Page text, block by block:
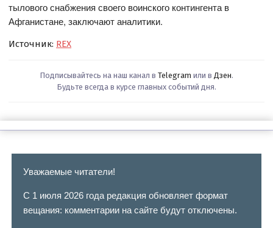
тылового снабжения своего воинского контингента в
Афганистане, заключают аналитики.
Источник: REX
Подписывайтесь на наш канал в Telegram или в Дзен.
Будьте всегда в курсе главных событий дня.
Уважаемые читатели!
С 1 июля 2026 года редакция обновляет формат
вещания: комментарии на сайте будут отключены.